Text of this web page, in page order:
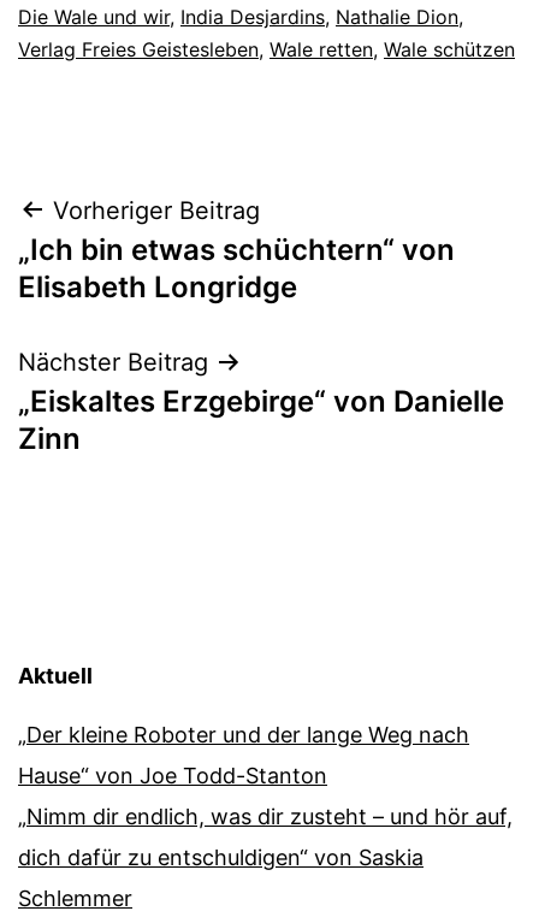
Die Wale und wir, India Desjardins, Nathalie Dion,
Verlag Freies Geistesleben, Wale retten, Wale schützen
Beitragsnavigation
Vorheriger Beitrag
„Ich bin etwas schüchtern“ von
Elisabeth Longridge
Nächster Beitrag
„Eiskaltes Erzgebirge“ von Danielle
Zinn
Aktuell
„Der kleine Roboter und der lange Weg nach
Hause“ von Joe Todd-Stanton
„Nimm dir endlich, was dir zusteht – und hör auf,
dich dafür zu entschuldigen“ von Saskia
Schlemmer